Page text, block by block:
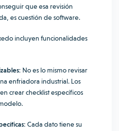
que esa revisión
es cuestión de software.
incluyen funcionalidades
No es lo mismo revisar
enfriadora industrial. Los
crear checklist específicos
Cada dato tiene su